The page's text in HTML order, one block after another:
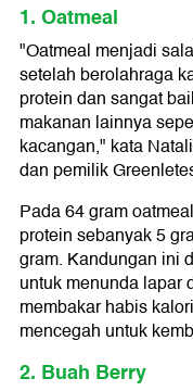
1. Oatmeal
"Oatmeal menjadi
setelah berolahraga
protein dan sangat
makanan lainnya
kacangan," kata
dan pemilik
Pada 64 gram
protein sebanyak 5
gram. Kandungan ini
untuk menunda lapar
membakar habis
mencegah untuk
2. Buah Berry